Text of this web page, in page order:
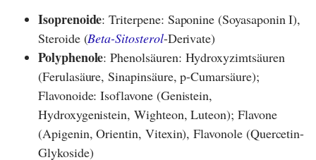
Isoprenoide: Triterpene: Saponine (Soyasaponin I),
Steroide (Beta-Sitosterol-Derivate)
Polyphenole: Phenolsäuren: Hydroxyzimtsäuren
(Ferulasäure, Sinapinsäure, p-Cumarsäure);
Flavonoide: Isoflavone (Genistein,
Hydroxygenistein, Wighteon, Luteon); Flavone
(Apigenin, Orientin, Vitexin), Flavonole (Quercetin-
Glykoside)